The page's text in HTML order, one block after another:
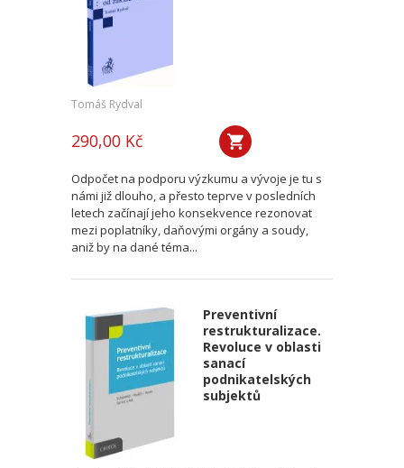
Tomáš Rydval
290,00 Kč
Odpočet na podporu výzkumu a vývoje je tu s
námi již dlouho, a přesto teprve v posledních
letech začínají jeho konsekvence rezonovat
mezi poplatníky, daňovými orgány a soudy,
aniž by na dané téma...
Preventivní
restrukturalizace.
Revoluce v oblasti
sanací
podnikatelských
subjektů